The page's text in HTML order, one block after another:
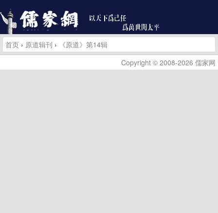
首页 › 原道辑刊 ›
《原道》第14辑
Copyright © 2008-2026 儒家网